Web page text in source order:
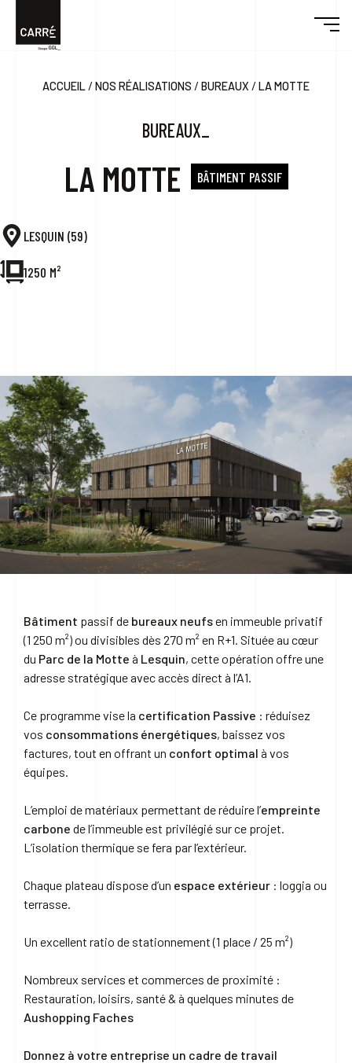
ENGAGEMENTS
ACCUEIL / NOS RÉALISATIONS / BUREAUX / LA MOTTE
BUREAUX_
LA MOTTE BÂTIMENT PASSIF
LESQUIN (59)
1250 M²
Bâtiment passif de bureaux neufsen immeuble privatif
(1 250 m²) ou divisibles dès 270 m² en R+1. Située au cœur
du Parc de la Motte à Lesquin, cette opération offre une
adresse stratégique avec accès direct à l’A1.
Ce programme vise la certification Passive : réduisez
vos consommations énergétiques, baissez vos
factures, tout en offrant un confort optimal à vos
équipes.
L’emploi de matériaux permettant de réduire l’empreinte
carbone de l’immeuble est privilégié sur ce projet.
L’isolation thermique se fera par l’extérieur.
Chaque plateau dispose d’un espace extérieur : loggia ou
terrasse.
Un excellent ratio de stationnement (1 place / 25 m²)
Nombreux services et commerces de proximité :
Restauration, loisirs, santé & à quelques minutes de
Aushopping Faches
Donnez à votre entreprise un cadre de travail